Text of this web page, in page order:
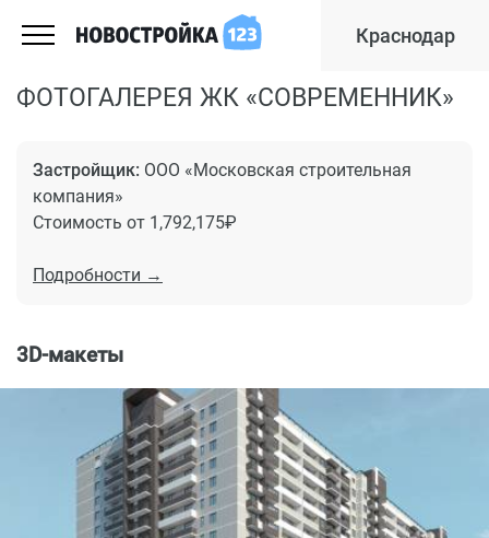
Краснодар
ФОТОГАЛЕРЕЯ ЖК «СОВРЕМЕННИК»
Застройщик: ООО «Московская строительная
компания»
Стоимость от 1,792,175₽
Подробности →
3D-макеты